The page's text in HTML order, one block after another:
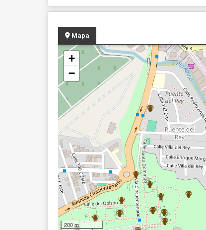
Mapa
+
−
200 m